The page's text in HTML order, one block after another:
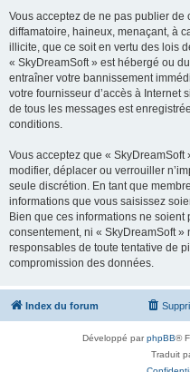
Vous acceptez de ne pas publier
diffamatoire, haineux, menaçant, à
illicite, que ce soit en vertu des lois
« SkyDreamSoft » est hébergé ou
entraîner votre bannissement
votre fournisseur d’accès à Internet
de tous les messages est
conditions.
Vous acceptez que «
modifier, déplacer ou verrouiller
seule discrétion. En tant que
informations que vous saisissez
Bien que ces informations ne
consentement, ni « SkyDreamSoft
responsables de toute tentative de
compromission des données.
Index du forum
Développé parphpBB®
Traduit